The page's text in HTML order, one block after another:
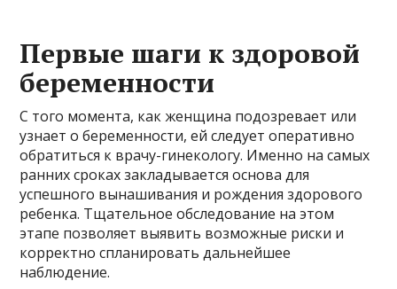
Первые шаги к здоровой
беременности
С того момента, как женщина подозревает или
узнает о беременности, ей следует оперативно
обратиться к врачу-гинекологу. Именно на самых
ранних сроках закладывается основа для
успешного вынашивания и рождения здорового
ребенка. Тщательное обследование на этом
этапе позволяет выявить возможные риски и
корректно спланировать дальнейшее
наблюдение.